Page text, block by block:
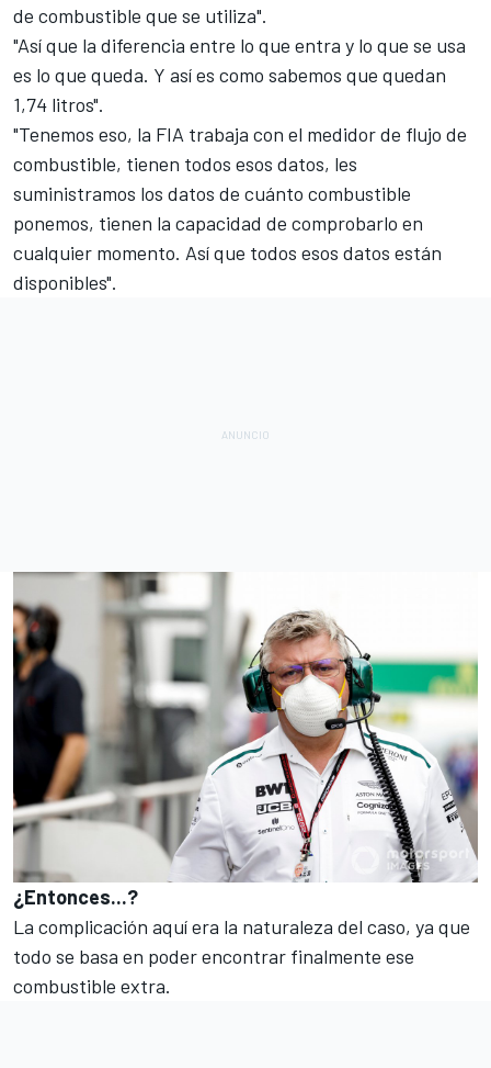
de combustible que se utiliza".
"Así que la diferencia entre lo que entra y lo que se usa
es lo que queda. Y así es como sabemos que quedan
1,74 litros".
"Tenemos eso, la FIA trabaja con el medidor de flujo de
combustible, tienen todos esos datos, les
suministramos los datos de cuánto combustible
ponemos, tienen la capacidad de comprobarlo en
cualquier momento. Así que todos esos datos están
disponibles".
¿Entonces...?
La complicación aquí era la naturaleza del caso, ya que
todo se basa en poder encontrar finalmente ese
combustible extra.